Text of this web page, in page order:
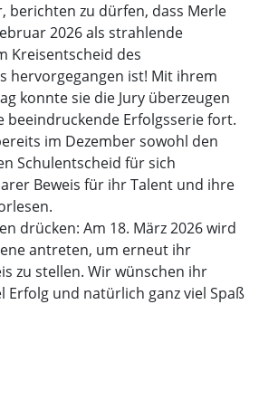
berichten zu dürfen, dass Merle
2026 als strahlende
Kreisentscheid des
hervorgegangen ist! Mit ihrem
konnte sie die Jury überzeugen
beeindruckende Erfolgsserie fort.
im Dezember sowohl den
Schulentscheid für sich
Beweis für ihr Talent und ihre
drücken: Am 18. März 2026 wird
antreten, um erneut ihr
zu stellen. Wir wünschen ihr
Erfolg und natürlich ganz viel Spaß